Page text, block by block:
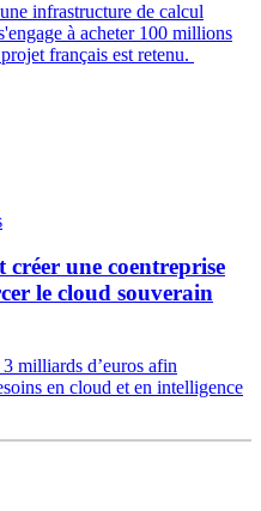
infrastructure de calcul
à acheter 100 millions
français est retenu.
une coentreprise
le cloud souverain
milliards d’euros afin
en cloud et en intelligence